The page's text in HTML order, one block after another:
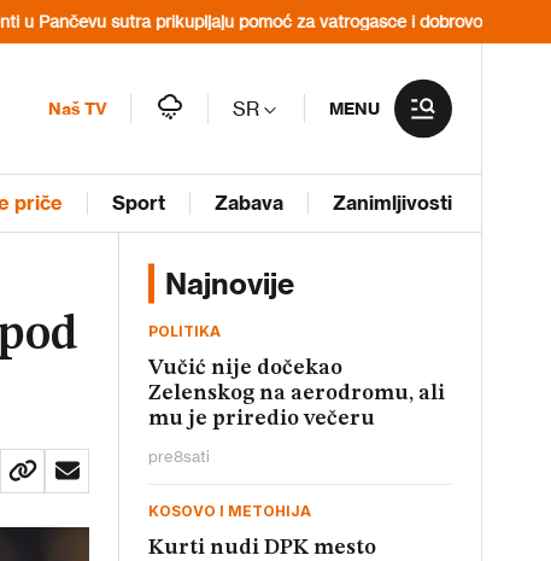
prikupljaju pomoć za vatrogasce i dobrovoljce u Deliblatskoj peščari
Naš TV SR MENU
priče Sport Zabava Zanimljivosti
Najnovije
POLITIKA
Vučić nije dočekao
Zelenskog na aerodromu, ali
mu je priredio večeru
pre8sati
KOSOVO I METOHIJA
Kurti nudi DPK mesto